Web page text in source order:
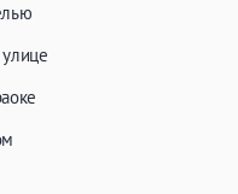
Караоке
Настольные игры